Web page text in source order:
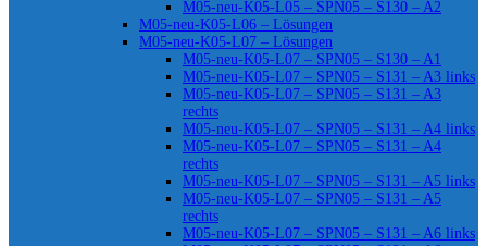
M05-neu-K05-L05 – SPN05 – S130 – A2
M05-neu-K05-L06 – Lösungen
M05-neu-K05-L07 – Lösungen
M05-neu-K05-L07 – SPN05 – S130 – A1
M05-neu-K05-L07 – SPN05 – S131 – A3 links
M05-neu-K05-L07 – SPN05 – S131 – A3
rechts
M05-neu-K05-L07 – SPN05 – S131 – A4 links
M05-neu-K05-L07 – SPN05 – S131 – A4
rechts
M05-neu-K05-L07 – SPN05 – S131 – A5 links
M05-neu-K05-L07 – SPN05 – S131 – A5
rechts
M05-neu-K05-L07 – SPN05 – S131 – A6 links